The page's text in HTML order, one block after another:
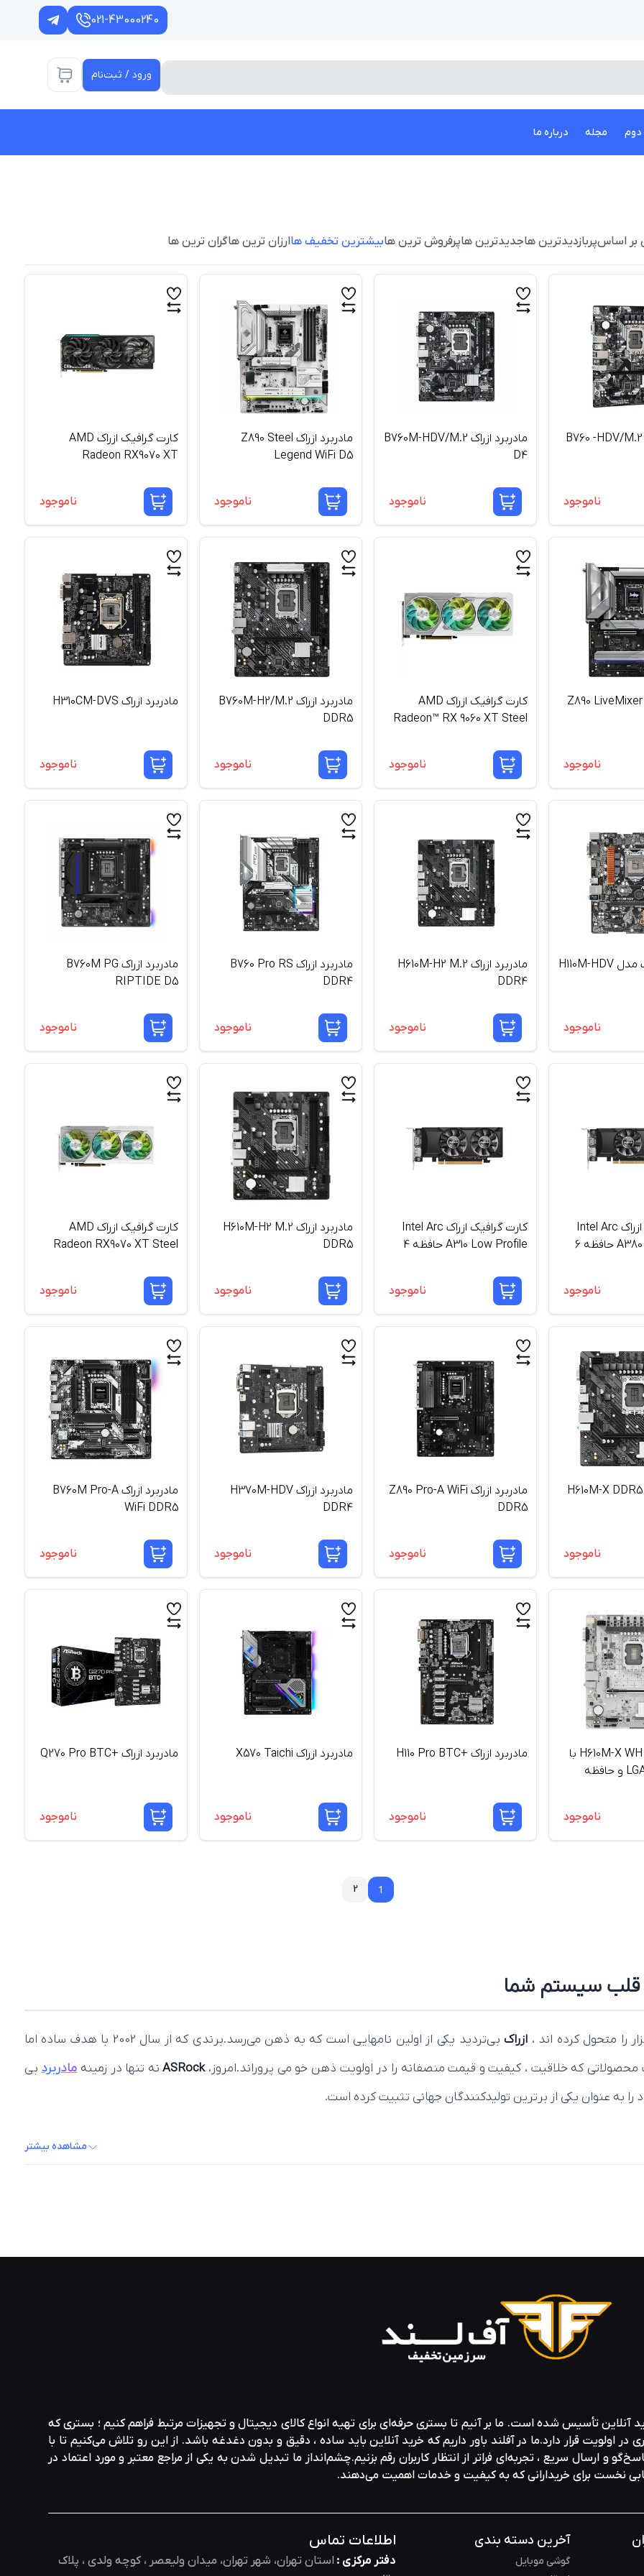
021-43000240
ورود / ثبت‌نام
مجله درباره ما
بر اساسپربازدیدترین هاجدیدترین هاپرفروش ترین هابیشترین تخفیف هاارزان ترین هاگران ترین ها
مادربرد ازراک B760 -HDV/M.2
ناموجود
مادربرد ازراک B760M-HDV/M.2
D4
ناموجود
مادربرد ازراک Z890 Steel
Legend WiFi D5
ناموجود
کارت گرافیک ازراک AMD
Radeon RX9070 XT
ناموجود
مادربرد ازراک Z890 LiveMixer
ناموجود
کارت گرافیک ازراک AMD
Radeon™ RX 9060 XT Steel
ناموجود
مادربرد ازراک B760M-H2/M.2
DDR5
ناموجود
مادربرد ازراک H310CM-DVS
ناموجود
مادربورد ازراک مدل H110M-HDV
ناموجود
مادربرد ازراک H610M-H2 M.2
DDR4
ناموجود
مادربرد ازراک B760 Pro RS
DDR4
ناموجود
مادربرد ازراک B760M PG
RIPTIDE D5
ناموجود
کارت گرافیک ازراک Intel Arc
A380 Low Profile حافظه 6
ناموجود
کارت گرافیک ازراک Intel Arc
A310 Low Profile حافظه 4
ناموجود
مادربرد ازراک H610M-H2 M.2
DDR5
ناموجود
کارت گرافیک ازراک AMD
Radeon RX9070 XT Steel
ناموجود
ناموجود
مادربرد ازراک Z890 Pro-A WiFi
DDR5
ناموجود
مادربرد ازراک H370M-HDV
DDR4
ناموجود
مادربرد ازراک B760M Pro-A
WiFi DDR5
ناموجود
مادربرد ازراک H610M-X WH با
سوکت LGA 1700 و حافظه
ناموجود
مادربرد ازراک +H110 Pro BTC
ناموجود
مادربرد ازراک X570 Taichi
ناموجود
مادربرد ازراک +Q270 Pro BTC
ناموجود
11
2
متحول کرده‌ اند ، ازراک
بی‌تردید یکی از اولین نامهایی است که به ذهن می‌رسد.برندی که از سال 2002 با هدف ساده اما
محصولاتی که خلاقیت ، کیفیت و قیمت منصفانه را در اولویت ذهن خو می پروراند.امروز،ASRockنه‌ تنها در زمینه‌مادربردبی‌
را به عنوان یکی از برترین تولیدکنندگان جهانی تثبیت کرده است.
با سخت‌ افزارهای روز.
در برابر قیمت ، بدون فدا کردن کیفیت.
مشاهده بیشتر
آنلاین تأسیس شده است. ما بر آنیم تا بستری حرفه‌ای برای تهیه‌ انواع کالای دیجیتال و تجهیزات مرتبط فراهم کنیم ؛ بستری که
قرار دارد.ما در آفلند باور داریم که خرید آنلاین باید ساده ، دقیق و بدون دغدغه باشد. از این رو تلاش می‌کنیم تا با
و ارسال سریع ، تجربه‌ای فراتر از انتظار کاربران رقم بزنیم.چشم‌انداز ما تبدیل شدن به یکی از مراجع معتبر و مورد اعتماد در
نخست برای خریدارانی که به کیفیت و خدمات اهمیت می‌دهند.
آخرین دسته بندی
گوشی موبایل
اطلاعات تماس
دفتر مرکزی : استان تهران، شهر تهران، میدان ولیعصر ، کوچه ولدی ، پلاک